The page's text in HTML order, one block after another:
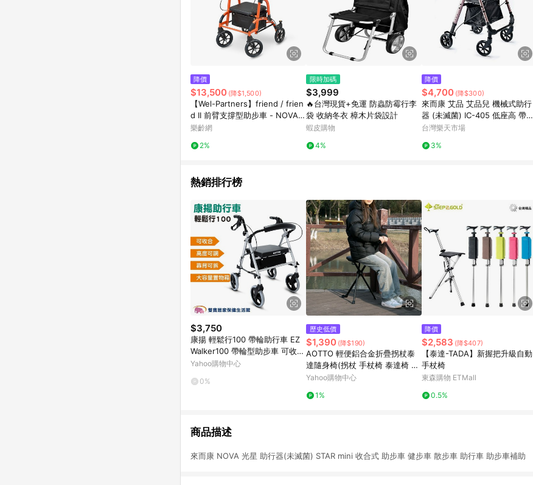
降價
$13,500 (降$1,500)
【Wel-Partners】friend / frien
d II 前臂支撐型助步車 - NOVA
助行器(未滅菌)【M2CT2027】
樂齡網
2%
限時加碼
$3,999
🔥台灣現貨+免運 防蟲防霉行李
袋 收納冬衣 樟木片袋設計
蝦皮購物
4%
降價
$4,700 (降$300)
來而康 艾品 艾品兒 機械式助行
器 (未滅菌) IC-405 低座高 帶輪
助行器 帶輪型助步車補助 助步車
台灣樂天市場
3%
熱銷排行榜
$3,750
康揚 輕鬆行100 帶輪助行車 EZ
Walker100 帶輪型助步車 可收合
助行車 步行輔助車
Yahoo購物中心
0%
歷史低價
$1,390 (降$190)
AOTTO 輕便鋁合金折疊拐杖泰
達隨身椅(拐杖 手杖椅 泰達椅 隨
身椅)
Yahoo購物中心
1%
降價
$2,583 (降$407)
【泰達-TADA】新握把升級自動
手杖椅
東森購物 ETMall
0.5%
商品描述
來而康 NOVA 光星 助行器(未滅菌) STAR mini 收合式 助步車 健步車 散步車 助行車 助步車補助